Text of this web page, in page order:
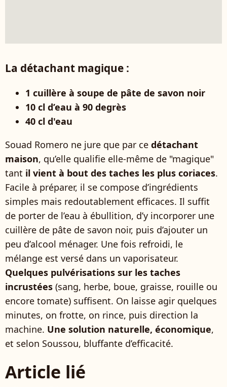
La détachant magique :
1 cuillère à soupe de pâte de savon noir
10 cl d’eau à 90 degrès
40 cl d'eau
Souad Romero ne jure que par ce détachant
maison, qu’elle qualifie elle-même de "magique"
tant il vient à bout des taches les plus coriaces.
Facile à préparer, il se compose d’ingrédients
simples mais redoutablement efficaces. Il suffit
de porter de l’eau à ébullition, d’y incorporer une
cuillère de pâte de savon noir, puis d’ajouter un
peu d’alcool ménager. Une fois refroidi, le
mélange est versé dans un vaporisateur.
Quelques pulvérisations sur les taches
incrustées (sang, herbe, boue, graisse, rouille ou
encore tomate) suffisent. On laisse agir quelques
minutes, on frotte, on rince, puis direction la
machine. Une solution naturelle, économique,
et selon Soussou, bluffante d’efficacité.
Article lié